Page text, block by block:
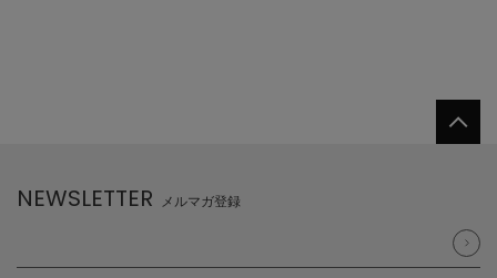
NEWSLETTER メルマガ登録